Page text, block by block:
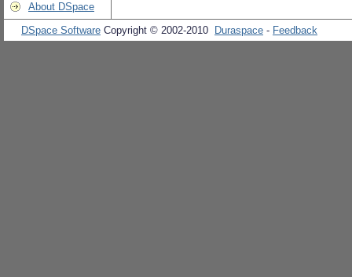
About DSpace
DSpace Software Copyright © 2002-2010 Duraspace - Feedback